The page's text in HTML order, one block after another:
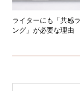
ライターにも「共感
ング」が必要な理由